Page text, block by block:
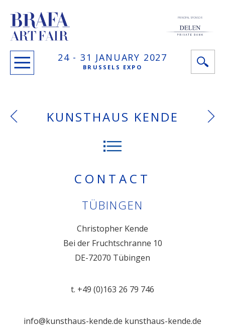
24 - 31 JANUARY 2027
BRUSSELS EXPO
PRINCIPAL SPONSOR
KUNSTHAUS KENDE
CONTACT
TÜBINGEN
Christopher Kende
Bei der Fruchtschranne 10
DE-72070 Tübingen
t. +49 (0)163 26 79 746
info@kunsthaus-kende.de kunsthaus-kende.de